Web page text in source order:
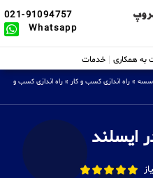
021-91094757
Whatsapp
به همکاری خدمات
» راه اندازی کسب و کار » راه اندازی کسب و
ایسلند